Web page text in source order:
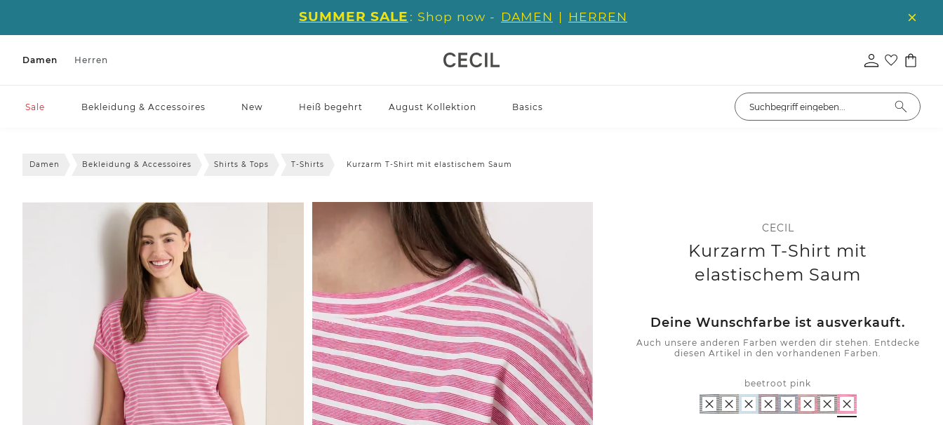
SUMMER SALE : Shop now - DAMEN | HERREN
Damen Herren
Sale Bekleidung & Accessoires New Heiß begehrt August Kollektion Basics
Damen Bekleidung & Accessoires Shirts & Tops T-Shirts Kurzarm T-Shirt mit elastischem Saum
CECIL
Kurzarm T-Shirt mit
elastischem Saum
Deine Wunschfarbe ist ausverkauft.
Auch unsere anderen Farben werden dir stehen. Entdecke
diesen Artikel in den vorhandenen Farben.
beetroot pink